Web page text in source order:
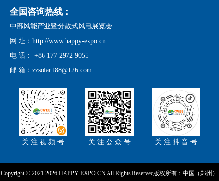
全国咨询热线：
中部风能产业暨分散式风电展览会
网 址：http://www.happy-expo.cn
电 话： +86 177 2972 9055
邮 箱：zzsolar188@126.com
关 注 视 频 号 关 注 公 众 号 关 注 抖 音 号
Copyright © 2021-2026 HAPPY-EXPO.CN All Rights Reserved版权所有：中国（郑州）